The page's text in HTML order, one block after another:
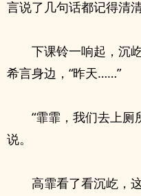
言说了几句话都记得清清
下课铃一响起，沉
希言身边，“昨天……”
“霏霏，我们去上厕
说。
高霏看了看沉屹，